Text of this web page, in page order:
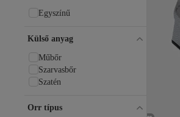
Pierre Cardin
Preshley
Riccon
RİSSOLİ
RoseVeno
Streetfly
Egyszínű
Külső anyag
Műbőr
Szarvasbőr
Szatén
Orr típus